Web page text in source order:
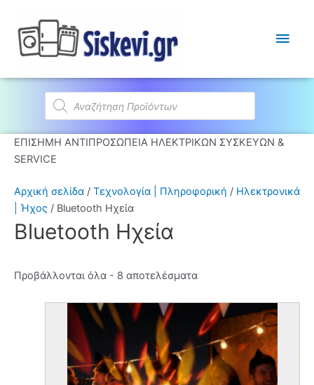
Products
search
Αρχική σελίδα / Τεχνολογία | Πληροφορική / Ηλεκτρονικά
| Ήχος / Bluetooth Ηχεία
Bluetooth Ηχεία
Προβάλλονται όλα - 8 αποτελέσματα
ΕΠΙΣΗΜΗ ΑΝΤΙΠΡΟΣΩΠΕΙΑ ΗΛΕΚΤΡΙΚΩΝ ΣΥΣΚΕΥΩΝ &
SERVICE